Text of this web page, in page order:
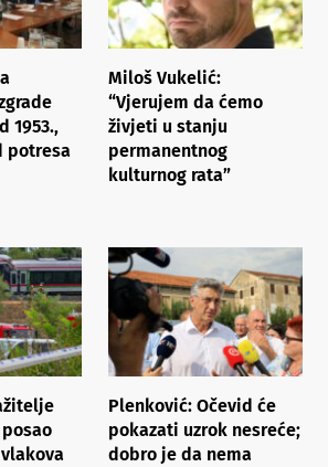
1953.,
potresa
Miloš Vukelić:
“Vjerujem da ćemo
živjeti u stanju
permanentnog
kulturnog rata”
Plenković: Očevid će
pokazati uzrok nesreće;
dobro je da nema